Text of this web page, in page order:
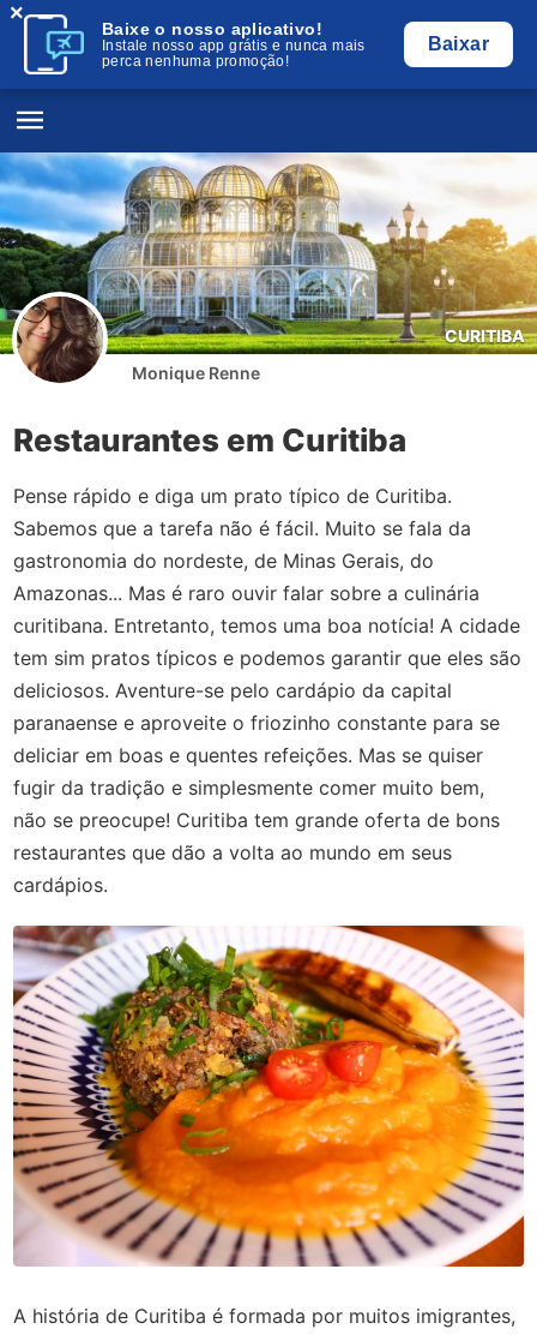
Baixe o nosso aplicativo!
Instale nosso app grátis e nunca mais
perca nenhuma promoção!
Baixar
×
CURITIBA
Monique Renne
Restaurantes em Curitiba
Pense rápido e diga um prato típico de Curitiba.
Sabemos que a tarefa não é fácil. Muito se fala da
gastronomia do nordeste, de Minas Gerais, do
Amazonas... Mas é raro ouvir falar sobre a culinária
curitibana. Entretanto, temos uma boa notícia! A cidade
tem sim pratos típicos e podemos garantir que eles são
deliciosos. Aventure-se pelo cardápio da capital
paranaense e aproveite o friozinho constante para se
deliciar em boas e quentes refeições. Mas se quiser
fugir da tradição e simplesmente comer muito bem,
não se preocupe! Curitiba tem grande oferta de bons
restaurantes que dão a volta ao mundo em seus
cardápios.
A história de Curitiba é formada por muitos imigrantes,